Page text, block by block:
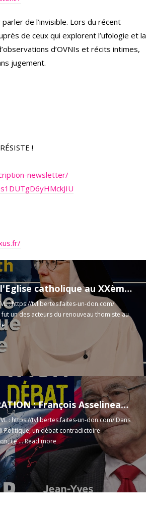
de l’invisible. Lors du récent
de ceux qui explorent l’ufologie et la
d’OVNIs et récits intimes,
jugement.
!
newsletter/
Les mutations de l'Eglise catholique au XXème siècle - Le Zoom - Mère Marie-Elisabeth - TVL
:https://tvlibertes.faites-un-don.com/
un des acteurs du renouveau thomiste au
VS Jean-Yves Le Gallou - Le Samedi Politique
:https://tvlibertes.faites-un-don.com/Dans
Politique, un débat contradictoire
ce ...Read more